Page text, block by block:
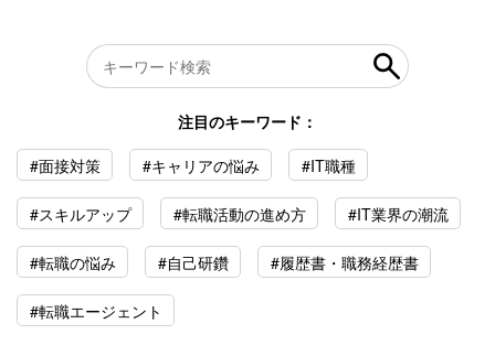
注目のキーワード：
#面接対策
#キャリアの悩み #IT職種
#スキルアップ #転職活動の進め方 #IT業界の潮流
#転職の悩み #自己研鑽 #履歴書・職務経歴書
#転職エージェント